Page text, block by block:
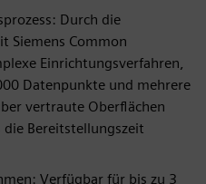
Durch die
Siemens Common
Einrichtungsverfahren,
Datenpunkte und mehrere
vertraute Oberflächen
Bereitstellungszeit
Verfügbar für bis zu 3